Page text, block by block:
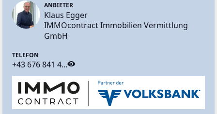
ANBIETER
Klaus Egger
IMMOcontract Immobilien Vermittlung
GmbH
TELEFON
+43 676 841 4...